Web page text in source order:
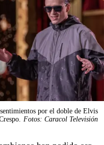
por el doble de Elvis
Fotos: Caracol Televisión